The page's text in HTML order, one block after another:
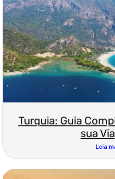
Turquia: Guia
sua
Leia